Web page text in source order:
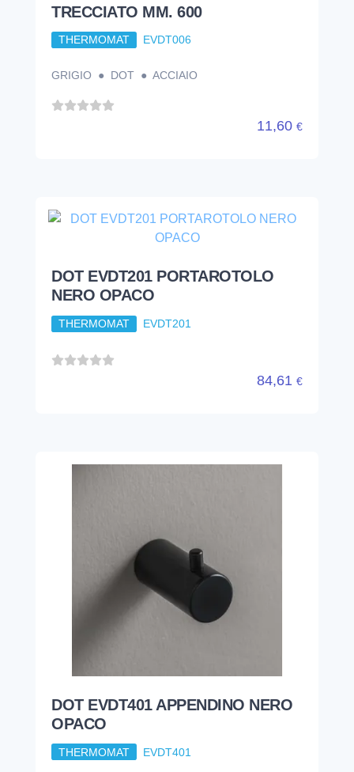
TRECCIATO MM. 600
THERMOMAT EVDT006
GRIGIO ● DOT ● ACCIAIO
11,60 €
DOT EVDT201 PORTAROTOLO
NERO OPACO
THERMOMAT EVDT201
84,61 €
DOT EVDT401 APPENDINO NERO
OPACO
THERMOMAT EVDT401